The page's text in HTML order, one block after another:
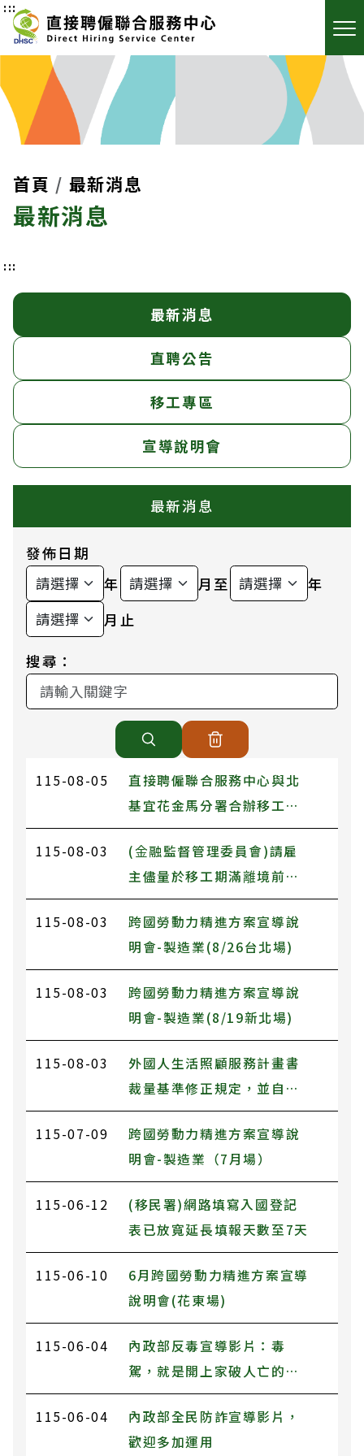
:::
首頁 最新消息
最新消息
:::
最新消息
直聘公告
移工專區
宣導說明會
最新消息
發佈日期
年
月至
年
月止
搜尋：
115-08-05
直接聘僱聯合服務中心與北
基宜花金馬分署合辦移工轉
換雇主或工作協調會議將於
115年8月6日下午2時30分
於直接聘僱聯合服務中心
115-08-03
(金融監督管理委員會)請雇
主儘量於移工期滿離境前，
結算、給付應付薪資，或改
採以支票或現金或其他無須
使用原帳戶之方式發放，以
取剩餘薪資之權益。
115-08-03
跨國勞動力精進方案宣導說
明會-製造業(8/26台北場)
115-08-03
跨國勞動力精進方案宣導說
明會-製造業(8/19新北場)
115-08-03
外國人生活照顧服務計畫書
裁量基準修正規定，並自即
日生效
115-07-09
跨國勞動力精進方案宣導說
明會-製造業（7月場）
115-06-12
(移民署)網路填寫入國登記
表已放寬延長填報天數至7天
115-06-10
6月跨國勞動力精進方案宣導
說明會(花東場)
115-06-04
內政部反毒宣導影片：毒
駕，就是開上家破人亡的單
行道，遠離毒品，拒絕毒
駕！
115-06-04
內政部全民防詐宣導影片，
歡迎多加運用